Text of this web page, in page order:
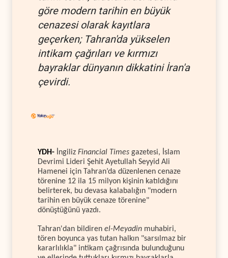
göre modern tarihin en büyük
cenazesi olarak kayıtlara
geçerken; Tahran'da yükselen
intikam çağrıları ve kırmızı
bayraklar dünyanın dikkatini İran'a
çevirdi.
YDH- İngiliz Financial Times gazetesi, İslam
Devrimi Lideri Şehit Ayetullah Seyyid Ali
Hamenei için Tahran’da düzenlenen cenaze
törenine 12 ila 15 milyon kişinin katıldığını
belirterek, bu devasa kalabalığın "modern
tarihin en büyük cenaze törenine"
dönüştüğünü yazdı.
Tahran'dan bildiren el-Meyadin muhabiri,
tören boyunca yas tutan halkın "sarsılmaz bir
kararlılıkla" intikam çağrısında bulunduğunu